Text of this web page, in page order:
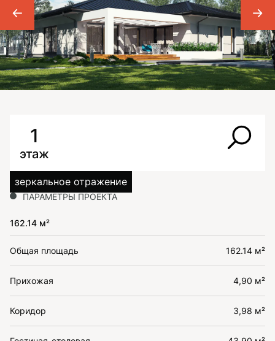
1
этаж
зеркальное отражение
ПАРАМЕТРЫ ПРОЕКТА
162.14 м²
Общая площадь 162.14 м²
Прихожая 4,90 м²
Коридор 3,98 м²